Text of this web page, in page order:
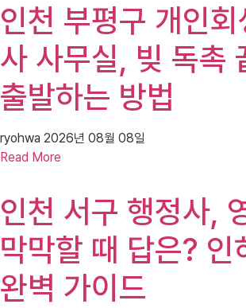
인천 부평구 개인
사 사무실, 빚 독촉
출발하는 방법
ryohwa 2026년 08월 08일
Read More
인천 서구 행정사,
막막할 때 답은? 인
완벽 가이드